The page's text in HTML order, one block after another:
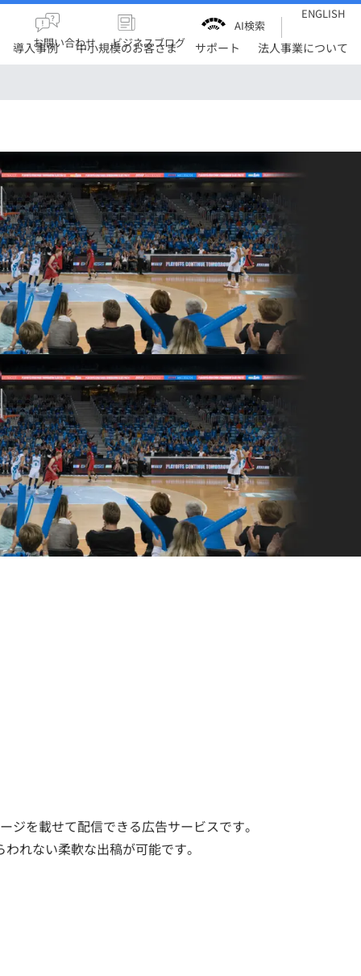
導入事例 中小規模のお客さま サポート 法人事業について
お問い合わせ ビジネスブログ
AI検索
ENGLISH
を載せて配信できる広告サービスです。
れない柔軟な出稿が可能です。